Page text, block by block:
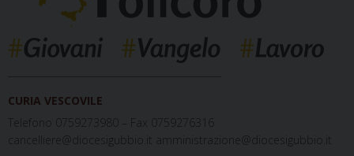
CURIA VESCOVILE
Telefono 0759273980 – Fax 0759276316
cancelliere@diocesigubbio.it amministrazione@diocesigubbio.it